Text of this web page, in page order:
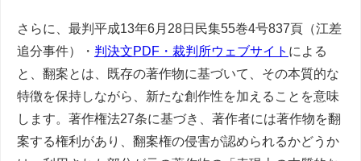
さらに、最判平成13年6月28日民集55巻4号837頁（江差
追分事件）・ 判決文PDF・裁判所ウェブサイト による
と、翻案とは、既存の著作物に基づいて、その本質的な
特徴を保持しながら、新たな創作性を加えることを意味
します。著作権法27条に基づき、著作者には著作物を翻
案する権利があり、翻案権の侵害が認められるかどうか